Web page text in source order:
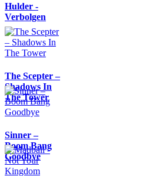
Hulder -
Verbolgen
The Scepter –
Shadows In
The Tower
Sinner –
Boom Bang
Goodbye